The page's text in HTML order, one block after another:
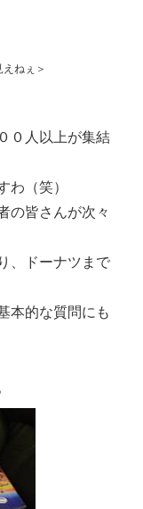
ねぇ＞
０人以上が集結
わ（笑）
の皆さんが次々
、ドーナツまで
本的な質問にも